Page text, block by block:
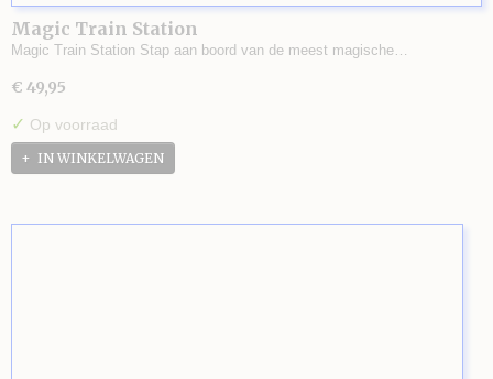
Magic Train Station
Magic Train Station Stap aan boord van de meest magische…
€ 49,95
✓ Op voorraad
IN WINKELWAGEN